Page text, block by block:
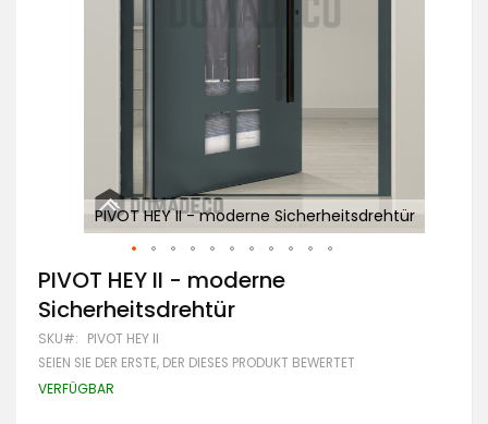
PIVOT HEY II - moderne Sicherheitsdrehtür
Zum
Anfang
der
Bildgalerie
springen
PIVOT HEY II - moderne
Sicherheitsdrehtür
SKU PIVOT HEY II
SEIEN SIE DER ERSTE, DER DIESES PRODUKT BEWERTET
VERFÜGBAR